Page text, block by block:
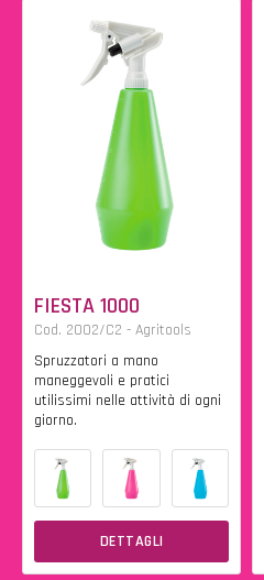
FIESTA 1000
Cod. 2002/C2 - Agritools
Spruzzatori a mano
maneggevoli e pratici
utilissimi nelle attività di ogni
giorno.
DETTAGLI